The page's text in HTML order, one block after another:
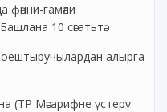
фәнни-гамәли
10 сәгатьтә.
оештыручылардан алырга
(ТР Мәгарифне үстерү